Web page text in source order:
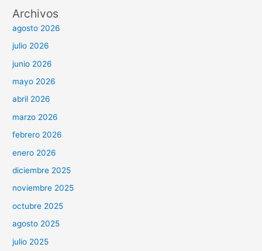
Archivos
agosto 2026
julio 2026
junio 2026
mayo 2026
abril 2026
marzo 2026
febrero 2026
enero 2026
diciembre 2025
noviembre 2025
octubre 2025
agosto 2025
julio 2025